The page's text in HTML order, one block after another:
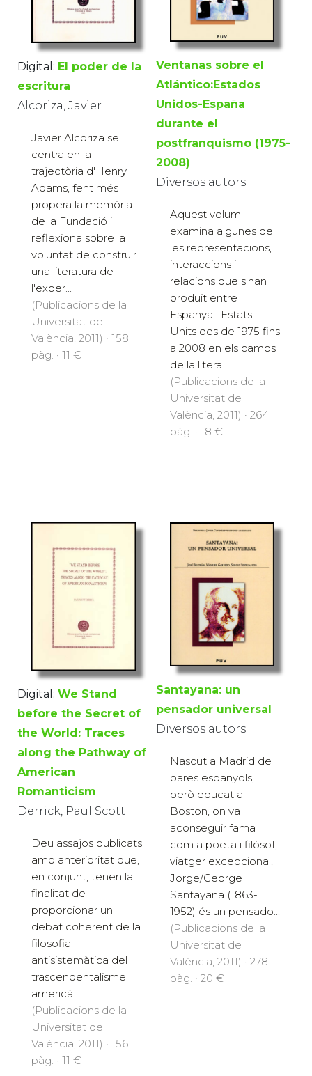
Digital: El poder de la
escritura
Alcoriza, Javier
Javier Alcoriza se
centra en la
trajectòria d'Henry
Adams, fent més
propera la memòria
de la Fundació i
reflexiona sobre la
voluntat de construir
una literatura de
l'exper...
(Publicacions de la
Universitat de
València, 2011) · 158
pàg. · 11 €
Ventanas sobre el
Atlántico:Estados
Unidos-España
durante el
postfranquismo (1975-
2008)
Diversos autors
Aquest volum
examina algunes de
les representacions,
interaccions i
relacions que s'han
produït entre
Espanya i Estats
Units des de 1975 fins
a 2008 en els camps
de la litera...
(Publicacions de la
Universitat de
València, 2011) · 264
pàg. · 18 €
Digital: We Stand
before the Secret of
the World: Traces
along the Pathway of
American
Romanticism
Derrick, Paul Scott
Deu assajos publicats
amb anterioritat que,
en conjunt, tenen la
finalitat de
proporcionar un
debat coherent de la
filosofia
antisistemàtica del
trascendentalisme
americà i ...
(Publicacions de la
Universitat de
València, 2011) · 156
pàg. · 11 €
Santayana: un
pensador universal
Diversos autors
Nascut a Madrid de
pares espanyols,
però educat a
Boston, on va
aconseguir fama
com a poeta i filòsof,
viatger excepcional,
Jorge/George
Santayana (1863-
1952) és un pensado...
(Publicacions de la
Universitat de
València, 2011) · 278
pàg. · 20 €